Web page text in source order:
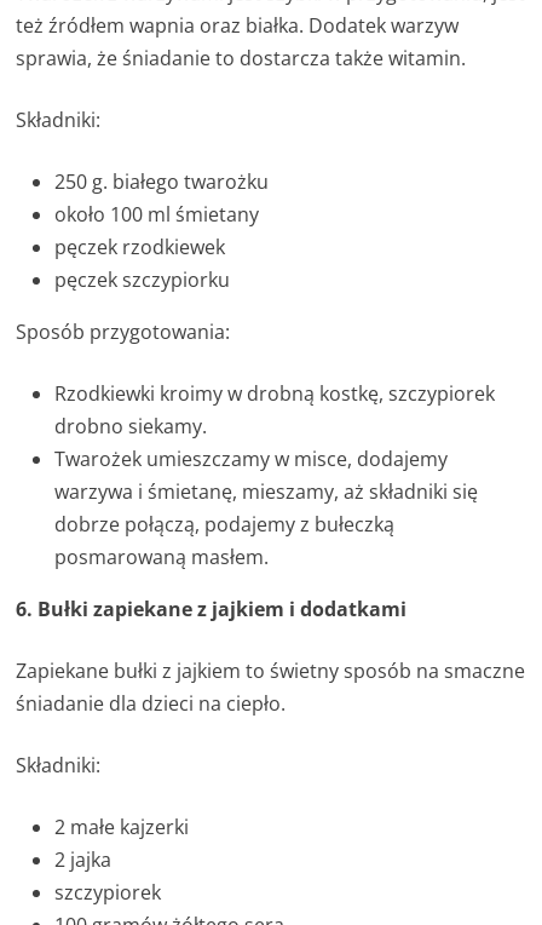
też źródłem wapnia oraz białka. Dodatek warzyw
sprawia, że śniadanie to dostarcza także witamin.
Składniki:
250 g. białego twarożku
około 100 ml śmietany
pęczek rzodkiewek
pęczek szczypiorku
Sposób przygotowania:
Rzodkiewki kroimy w drobną kostkę, szczypiorek
drobno siekamy.
Twarożek umieszczamy w misce, dodajemy
warzywa i śmietanę, mieszamy, aż składniki się
dobrze połączą, podajemy z bułeczką
posmarowaną masłem.
6. Bułki zapiekane z jajkiem i dodatkami
Zapiekane bułki z jajkiem to świetny sposób na smaczne
śniadanie dla dzieci na ciepło.
Składniki:
2 małe kajzerki
2 jajka
szczypiorek